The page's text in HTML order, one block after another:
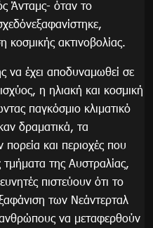
Άνταμς- όταν το
κοσμικής ακτινοβολίας.
να έχει αποδυναμωθεί σε
η ηλιακή και κοσμική
παγκόσμιο κλιματικό
δραματικά, τα
και περιοχές που
της Αυστραλίας,
πιστεύουν ότι το
των Νεάντερταλ
να μεταφερθούν